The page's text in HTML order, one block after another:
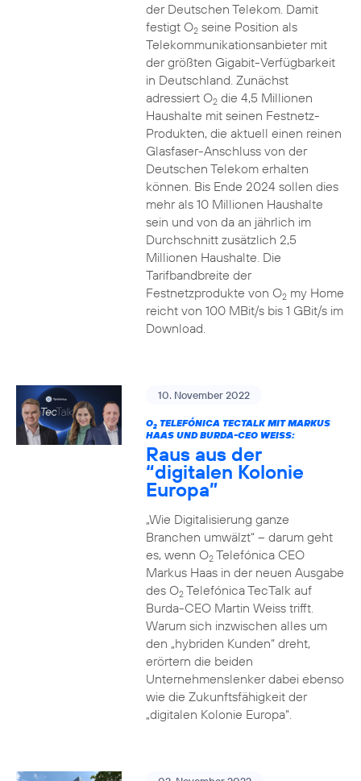
der Deutschen Telekom. Damit
festigt O2seine Position als
Telekommunikationsanbieter mit
der größten Gigabit-Verfügbarkeit
in Deutschland. Zunächst
adressiert O2die 4,5 Millionen
Haushalte mit seinen Festnetz-
Produkten, die aktuell einen reinen
Glasfaser-Anschluss von der
Deutschen Telekom erhalten
können. Bis Ende 2024 sollen dies
mehr als 10 Millionen Haushalte
sein und von da an jährlich im
Durchschnitt zusätzlich 2,5
Millionen Haushalte. Die
Tarifbandbreite der
Festnetzprodukte von O2my Home
reicht von 100 MBit/s bis 1 GBit/s im
Download.
10. November 2022
O2TELEFÓNICA TECTALK MIT MARKUS
HAAS UND BURDA-CEO WEISS:
Raus aus der
“digitalen Kolonie
Europa”
„Wie Digitalisierung ganze
Branchen umwälzt“ – darum geht
es, wenn O2Telefónica CEO
Markus Haas in der neuen Ausgabe
des O2Telefónica TecTalk auf
Burda-CEO Martin Weiss trifft.
Warum sich inzwischen alles um
den „hybriden Kunden“ dreht,
erörtern die beiden
Unternehmenslenker dabei ebenso
wie die Zukunftsfähigkeit der
„digitalen Kolonie Europa“.